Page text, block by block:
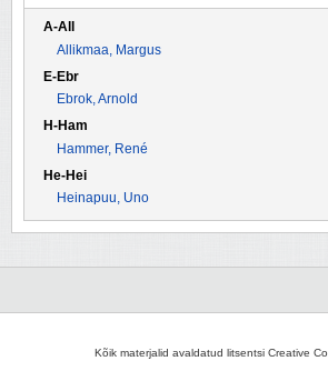
A-All
Allikmaa, Margus
E-Ebr
Ebrok, Arnold
H-Ham
Hammer, René
He-Hei
Heinapuu, Uno
Kõik materjalid avaldatud litsentsi Creative